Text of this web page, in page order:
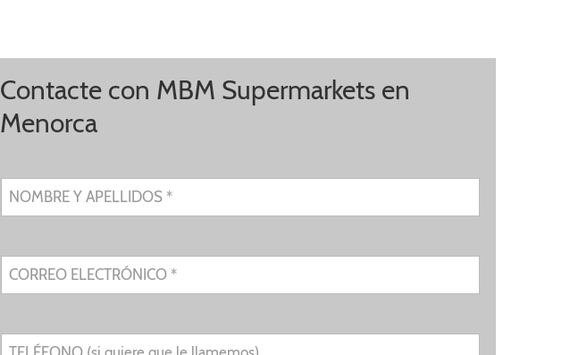
Contacte con MBM Supermarkets en
Menorca
NOMBRE Y APELLIDOS *
CORREO ELECTRÓNICO *